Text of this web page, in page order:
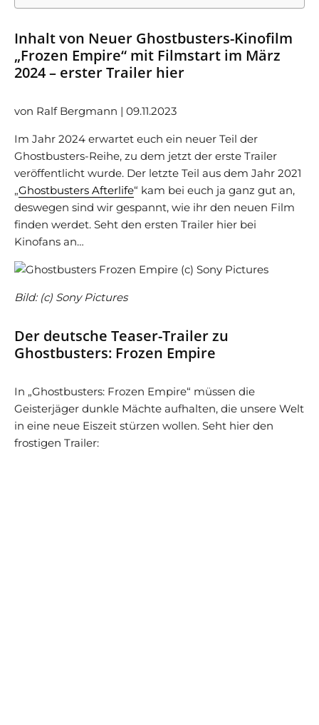
Inhalt von Neuer Ghostbusters-Kinofilm
„Frozen Empire“ mit Filmstart im März
2024 – erster Trailer hier
von Ralf Bergmann | 09.11.2023
Im Jahr 2024 erwartet euch ein neuer Teil der
Ghostbusters-Reihe, zu dem jetzt der erste Trailer
veröffentlicht wurde. Der letzte Teil aus dem Jahr 2021
„Ghostbusters Afterlife“ kam bei euch ja ganz gut an,
deswegen sind wir gespannt, wie ihr den neuen Film
finden werdet. Seht den ersten Trailer hier bei
Kinofans an…
Bild: (c) Sony Pictures
Der deutsche Teaser-Trailer zu
Ghostbusters: Frozen Empire
In „Ghostbusters: Frozen Empire“ müssen die
Geisterjäger dunkle Mächte aufhalten, die unsere Welt
in eine neue Eiszeit stürzen wollen. Seht hier den
frostigen Trailer: